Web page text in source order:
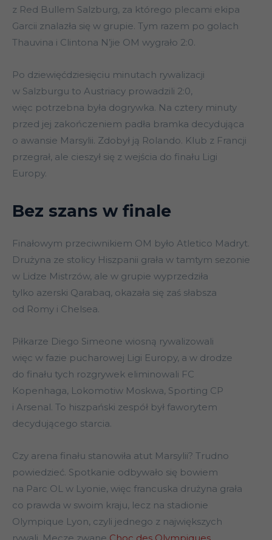
z Red Bullem Salzburg, za którego plecami ekipa
Garcii znalazła się w grupie. Tym razem po golach
Thauvina i Clintona N’jie OM wygrało 2:0.
Po dziewięćdziesięciu minutach rywalizacji
w Salzburgu to Austriacy prowadzili 2:0,
więc potrzebna była dogrywka. Na cztery minuty
przed jej zakończeniem padła bramka decydująca
o awansie Marsylii. Zdobył ją Rolando. Klub z Francji
przegrał, ale cieszył się z wejścia do finału Ligi
Europy.
Bez szans w finale
Finałowym przeciwnikiem OM było Atletico Madryt.
Drużyna ze stolicy Hiszpanii grała w tamtym sezonie
w Lidze Mistrzów, ale w grupie wyprzedziła
tylko azerski Qarabaq, okazała się zaś słabsza
od Romy i Chelsea.
Piłkarze Diego Simeone wiosną rywalizowali
więc w fazie pucharowej Ligi Europy, a w drodze
do finału tych rozgrywek eliminowali FC
Kopenhaga, Lokomotiw Moskwa, Sporting CP
i Arsenal. To hiszpański zespół był faworytem
decydującego starcia.
Czy arena finału stanowiła atut Marsylii? Trudno
powiedzieć. Spotkanie odbywało się bowiem
na Parc OL w Lyonie, więc francuska drużyna grała
co prawda w swoim kraju, lecz na stadionie
Olympique Lyon, czyli jednego z największych